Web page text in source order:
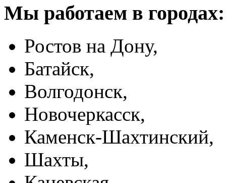
Мы работаем в городах:
Ростов на Дону,
Батайск,
Волгодонск,
Новочеркасск,
Каменск-Шахтинский,
Шахты,